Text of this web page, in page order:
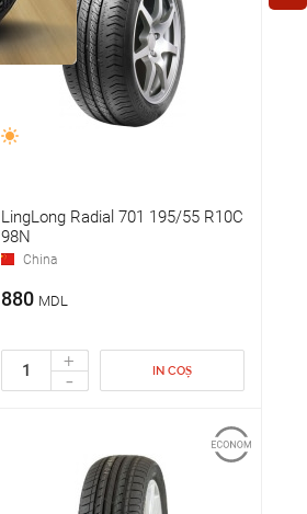
LingLong Radial 701 195/55 R10C
98N
China
880 MDL
+
- IN COȘ